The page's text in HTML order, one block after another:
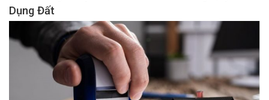
Dụng Đất